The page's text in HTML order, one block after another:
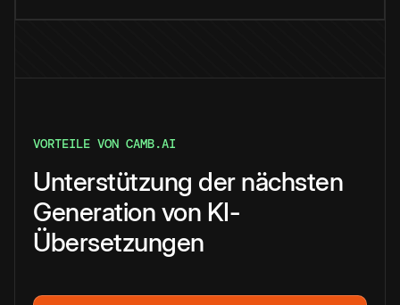
VORTEILE VON CAMB.AI
Unterstützung der nächsten
Generation von KI-
Übersetzungen